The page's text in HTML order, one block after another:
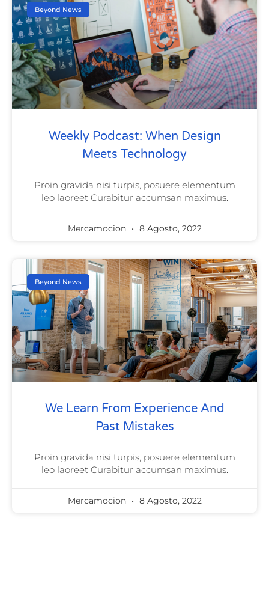
Beyond News
Weekly Podcast: When Design
Meets Technology
Proin gravida nisi turpis, posuere elementum
leo laoreet Curabitur accumsan maximus.
Mercamocion 8 Agosto, 2022
Beyond News
We Learn From Experience And
Past Mistakes
Proin gravida nisi turpis, posuere elementum
leo laoreet Curabitur accumsan maximus.
Mercamocion 8 Agosto, 2022